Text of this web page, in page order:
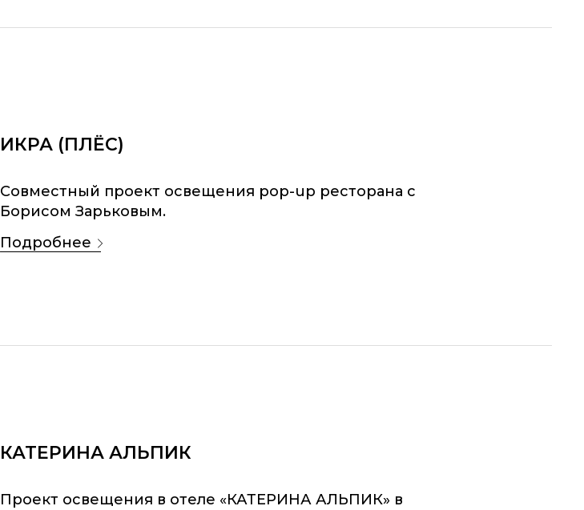
ИКРА (ПЛЁС)
Совместный проект освещения pop-up ресторана с
Борисом Зарьковым.
подробнее
КАТЕРИНА АЛЬПИК
Проект освещения в отеле «КАТЕРИНА АЛЬПИК» в